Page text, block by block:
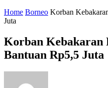
Home Borneo Korban
Juta
Korban Kebakaran
Bantuan Rp5,5 Juta